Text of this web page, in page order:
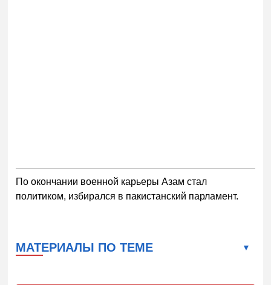
По окончании военной карьеры Азам стал
политиком, избирался в пакистанский парламент.
МАТЕРИАЛЫ ПО ТЕМЕ